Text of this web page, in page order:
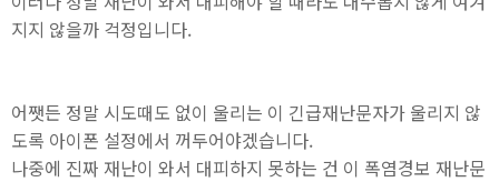
지지 않을까 걱정입니다.
어쨋든 정말 시도때도 없이 울리는 이 긴급재난문자가 울리지 않
도록 아이폰 설정에서 꺼두어야겠습니다.
나중에 진짜 재난이 와서 대피하지 못하는 건 이 폭염경보 재난문